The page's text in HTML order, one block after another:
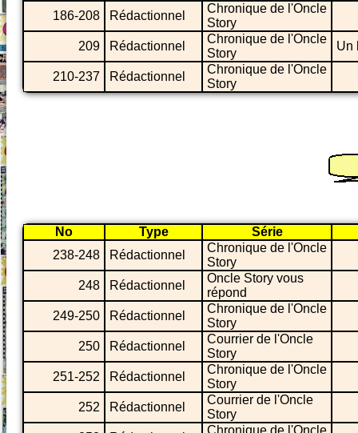
186-208
Rédactionnel
Chronique de l'Oncle
Story
209
Rédactionnel
Chronique de l'Oncle
Story
Un
210-237 Rédactionnel
Chronique de l'Oncle
Story
No Type
Série
238-248
Rédactionnel
Chronique de l'Oncle
Story
248
Rédactionnel
Oncle Story vous
répond
249-250
Rédactionnel
Chronique de l'Oncle
Story
250
Rédactionnel
Courrier de l'Oncle
Story
251-252
Rédactionnel
Chronique de l'Oncle
Story
252
Rédactionnel
Courrier de l'Oncle
Story
Chronique de l'Oncle